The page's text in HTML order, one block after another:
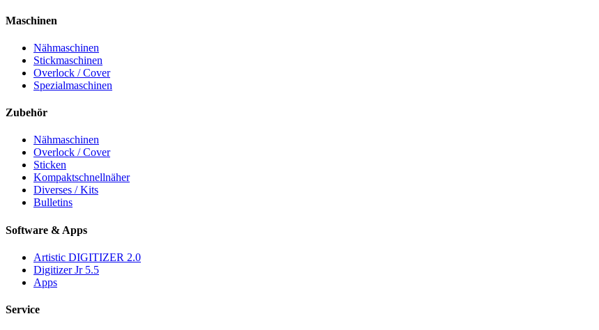
Maschinen
Nähmaschinen
Stickmaschinen
Overlock / Cover
Spezialmaschinen
Zubehör
Nähmaschinen
Overlock / Cover
Sticken
Kompaktschnellnäher
Diverses / Kits
Bulletins
Software & Apps
Artistic DIGITIZER 2.0
Digitizer Jr 5.5
Apps
Service